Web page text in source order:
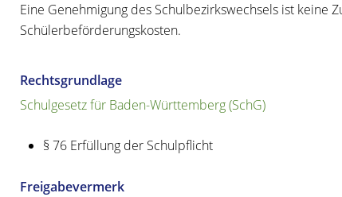
Eine Genehmigung des Schulbezirkswechsels ist keine
Schülerbeförderungskosten.
Rechtsgrundlage
Schulgesetz für Baden-Württemberg (SchG)
§ 76Erfüllung der Schulpflicht
Freigabevermerk